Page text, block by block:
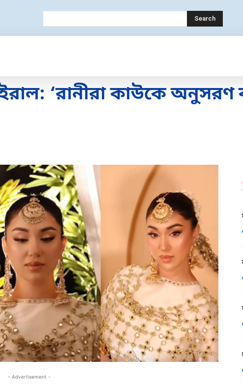
Search
‘রানীরা কাউকে অনুসরণ
- Advertisement -